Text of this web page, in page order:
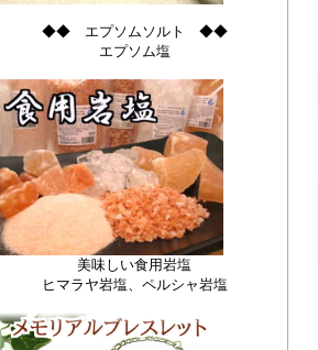
◆◆ エプソムソルト ◆◆
エプソム塩
美味しい食用岩塩
ヒマラヤ岩塩、ペルシャ岩塩